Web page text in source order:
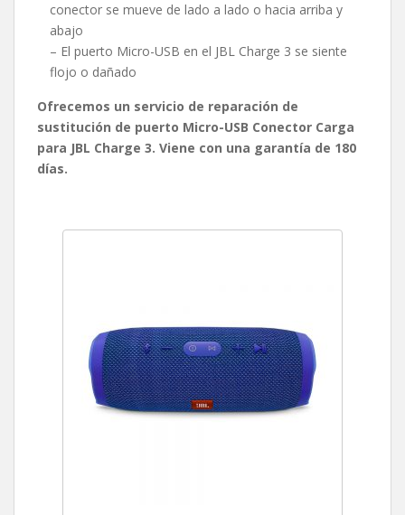
conector se mueve de lado a lado o hacia arriba y
abajo
– El puerto Micro-USB en el JBL Charge 3 se siente
flojo o dañado
Ofrecemos un servicio de reparación de
sustitución de puerto Micro-USB Conector Carga
para JBL Charge 3. Viene con una garantía de 180
días.